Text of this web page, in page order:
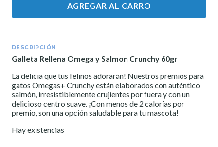
AGREGAR AL CARRO
DESCRIPCIÓN
Galleta Rellena Omega y Salmon Crunchy 60gr
La delicia que tus felinos adorarán! Nuestros premios para
gatos Omegas+ Crunchy están elaborados con auténtico
salmón, irresistiblemente crujientes por fuera y con un
delicioso centro suave. ¡Con menos de 2 calorías por
premio, son una opción saludable para tu mascota!
Hay existencias